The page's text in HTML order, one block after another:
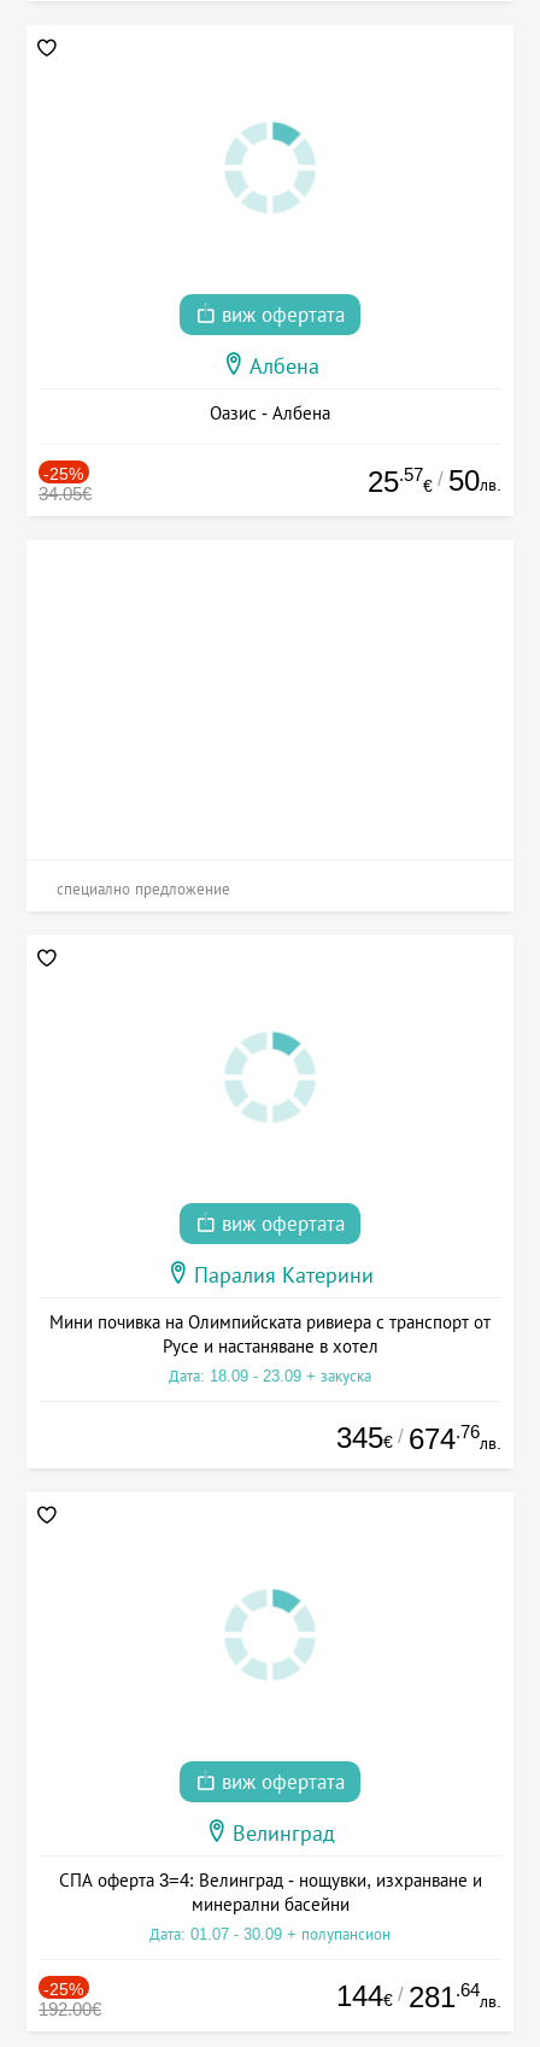
виж офертата
Албена
Оазис - Албена
-25%
34.05€ 25.57
€ / 50лв.
специално предложение
виж офертата
Паралия Катерини
Мини почивка на Олимпийската ривиера с транспорт от
Русе и настаняване в хотел
Дата: 18.09 - 23.09 + закуска
345€ / 674.76
лв.
виж офертата
Велинград
СПА оферта 3=4: Велинград - нощувки, изхранване и
минерални басейни
Дата: 01.07 - 30.09 + полупансион
-25%
192.00€ 144€ / 281.64
лв.